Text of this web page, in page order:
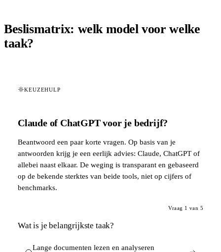
Beslismatrix: welk model voor welke
taak?
KEUZEHULP
Claude of ChatGPT voor je bedrijf?
Beantwoord een paar korte vragen. Op basis van je
antwoorden krijg je een eerlijk advies: Claude, ChatGPT of
allebei naast elkaar. De weging is transparant en gebaseerd
op de bekende sterktes van beide tools, niet op cijfers of
benchmarks.
Vraag 1 van 5
Wat is je belangrijkste taak?
Lange documenten lezen en analyseren